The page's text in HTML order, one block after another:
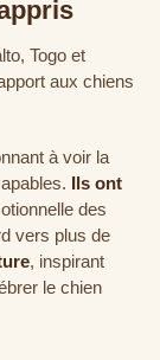
Togo et
aux chiens
à voir la
Ils ont
des
vers plus de
, inspirant
le chien